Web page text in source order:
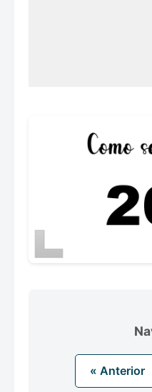
« Anterior